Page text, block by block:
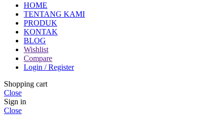
HOME
TENTANG KAMI
PRODUK
KONTAK
BLOG
Wishlist
Compare
Login / Register
Shopping cart
Close
Sign in
Close